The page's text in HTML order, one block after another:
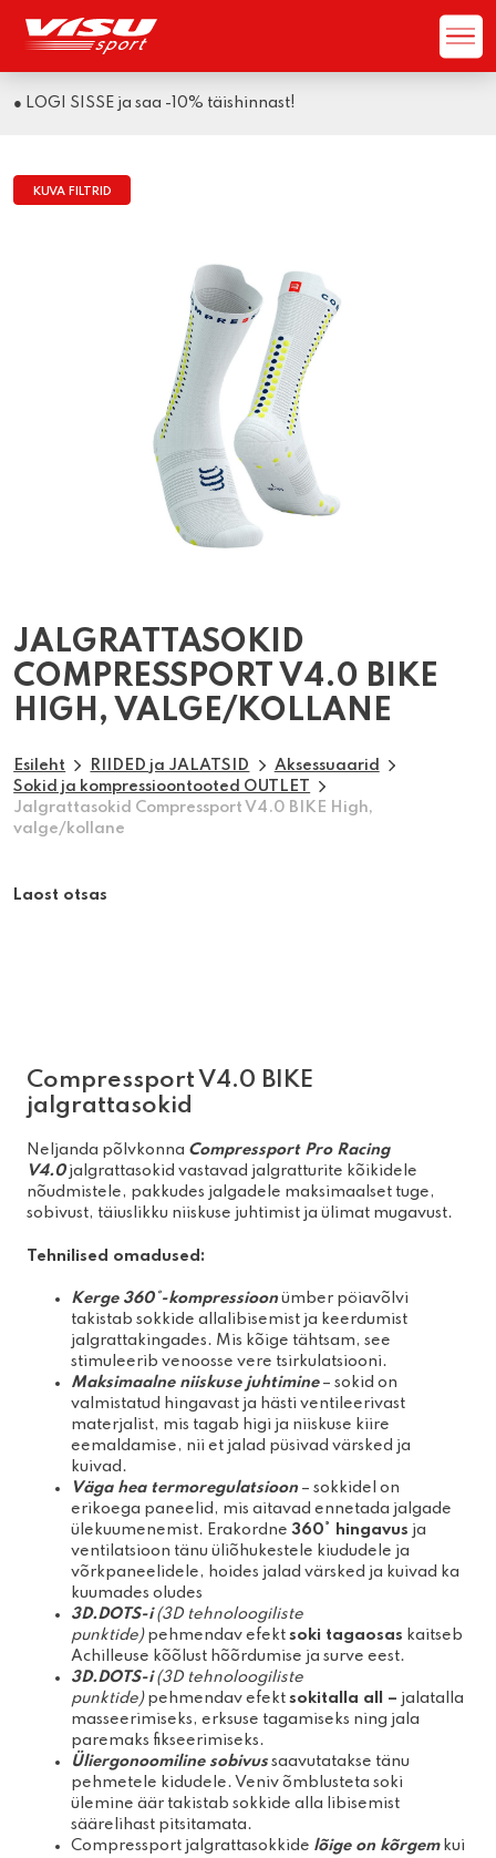
● LOGI SISSE ja saa -10% täishinnast!
KUVA FILTRID
JALGRATTASOKID
COMPRESSPORT V4.0 BIKE
HIGH, VALGE/KOLLANE
Esileht RIIDED ja JALATSID
Aksessuaarid
Sokid ja kompressioontooted OUTLET
Jalgrattasokid Compressport V4.0 BIKE High,
valge/kollane
Laost otsas
Compressport V4.0 BIKE
jalgrattasokid
Neljanda põlvkonna Compressport Pro Racing
V4.0jalgrattasokid vastavad jalgratturite kõikidele
nõudmistele, pakkudes jalgadele maksimaalset tuge,
sobivust, täiuslikku niiskuse juhtimist ja ülimat mugavust.
Tehnilised omadused:
Kerge 360°-kompressioon ümber pöiavõlvi
takistab sokkide allalibisemist ja keerdumist
jalgrattakingades. Mis kõige tähtsam, see
stimuleerib venoosse vere tsirkulatsiooni.
Maksimaalne niiskuse juhtimine– sokid on
valmistatud hingavast ja hästi ventileerivast
materjalist, mis tagab higi ja niiskuse kiire
eemaldamise, nii et jalad püsivad värsked ja
kuivad.
Väga hea termoregulatsioon – sokkidel on
erikoega paneelid, mis aitavad ennetada jalgade
ülekuumenemist. Erakordne360° hingavus ja
ventilatsioon tänu üliõhukestele kiududele ja
võrkpaneelidele, hoides jalad värsked ja kuivad ka
kuumades oludes
3D.DOTS-i(3D tehnoloogiliste
punktide)pehmendav efektsoki tagaosas kaitseb
Achilleuse kõõlust hõõrdumise ja surve eest.
3D.DOTS-i(3D tehnoloogiliste
punktide)pehmendav efektsokitalla all – jalatalla
masseerimiseks, erksuse tagamiseks ning jala
paremaks fikseerimiseks.
Üliergonoomiline sobivus saavutatakse tänu
pehmetele kidudele. Veniv õmblusteta soki
ülemine äär takistab sokkide alla libisemist
säärelihast pitsitamata.
Compressport jalgrattasokkide lõige on kõrgemkui